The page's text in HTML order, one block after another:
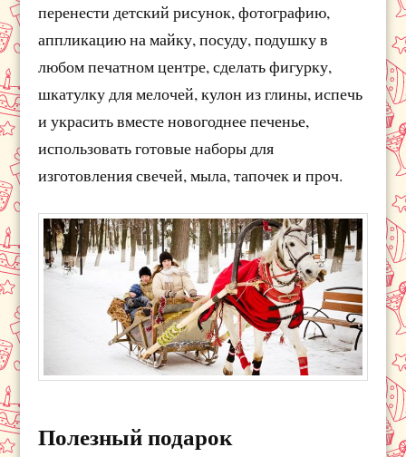
перенести детский рисунок, фотографию,
аппликацию на майку, посуду, подушку в
любом печатном центре, сделать фигурку,
шкатулку для мелочей, кулон из глины, испечь
и украсить вместе новогоднее печенье,
использовать готовые наборы для
изготовления свечей, мыла, тапочек и проч.
Полезный подарок